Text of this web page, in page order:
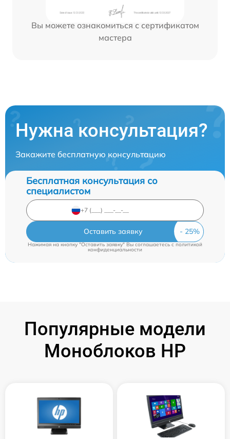
Вы можете ознакомиться с сертификатом
мастера
Нужна консультация?
Закажите бесплатную консультацию
Бесплатная консультация со
специалистом
Оставить заявку
Нажимая на кнопку "Оставить заявку" Вы соглашаетесь cполитикой
конфиденциальности
Популярные модели
Моноблоков HP